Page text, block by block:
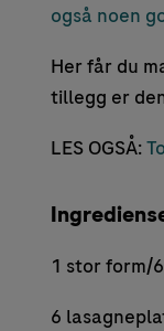
også noen
Her får du
tillegg er
LES OGSÅ:
1 stor form/
6